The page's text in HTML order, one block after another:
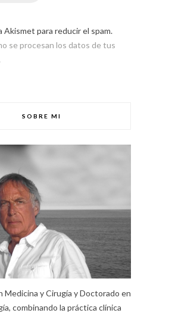
Akismet para reducir el spam.
se procesan los datos de tus
SOBRE MI
Medicina y Cirugía y Doctorado en
combinando la práctica clínica